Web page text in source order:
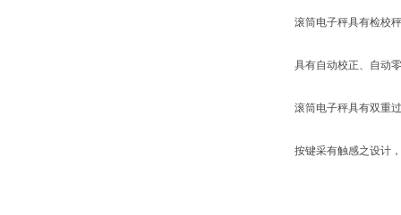
滚筒电子秤具有检校秤
具有自动校正、自动零
滚筒电子秤具有双重过
按键采有触感之设计，